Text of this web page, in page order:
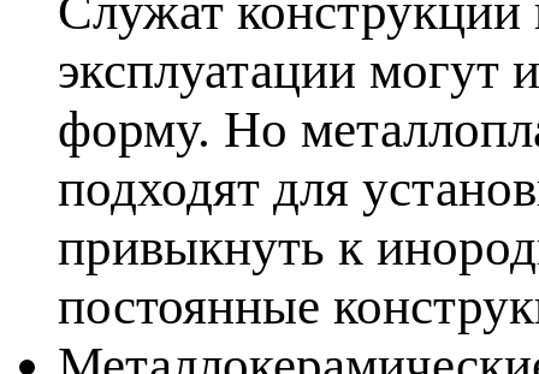
эксплуатации могут
форму. Но
одходят для
ривыкнуть к
остоянные